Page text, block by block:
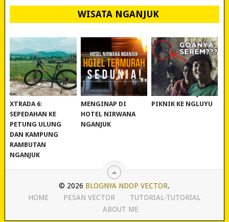
WISATA NGANJUK
REVIEW POLYGON
XTRADA 6:
SEPEDAHAN KE
PETUNG ULUNG
DAN KAMPUNG
RAMBUTAN
NGANJUK
MURAH BANGET!
MENGINAP DI
HOTEL NIRWANA
NGANJUK
WISATA NGANJUK:
PIKNIK KE NGLUYU
© 2026 BLOGNYA NDOP VECTOR.
HOME
PESAN VECTOR
TUTORIAL-TUTORIAL
ABOUT ME